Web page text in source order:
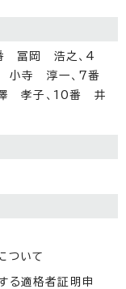
冨岡 浩之、4
小寺 淳一、7番
孝子、10番 井
ついて
る適格者証明申